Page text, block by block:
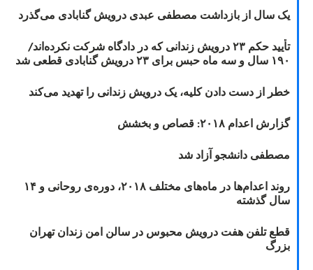
یک سال از بازداشت مصطفی عبدی درویش گنابادی می‌گذرد
تأیید حکم ۲۳ درویش زندانی که در دادگاه شرکت نکرده‌اند/
۱۹۰ سال و سه ماه حبس برای ۲۳ درویش گنابادی قطعی شد
خطر از دست دادن کلیه، یک درویش زندانی را تهدید می‌کند
گزارش اعدام ۲۰۱۸: قصاص و بخشش
مصطفی دانشجو آزاد شد
روند اعدام‌ها در ماه‌های مختلف ۲۰۱۸، دوره‌ی روحانی و ۱۴
سال گذشته
قطع تلفن هفت درویش محبوس در سالن امن زندان تهران
بزرگ